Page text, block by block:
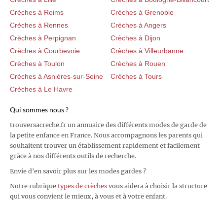
Crèches à Reims
Crèches à Grenoble
Crèches à Rennes
Crèches à Angers
Crèches à Perpignan
Crèches à Dijon
Crèches à Courbevoie
Crèches à Villeurbanne
Crèches à Toulon
Crèches à Rouen
Crèches à Asnières-sur-Seine
Crèches à Tours
Crèches à Le Havre
Qui sommes nous ?
trouversacreche.fr un annuaire des différents modes de garde de
la petite enfance en France. Nous accompagnons les parents qui
souhaitent trouver un établissement rapidement et facilement
grâce à nos différents outils de recherche.
Envie d'en savoir plus sur les modes gardes ?
Notre rubrique types de crèches vous aidera à choisir la structure
qui vous convient le mieux, à vous et à votre enfant.